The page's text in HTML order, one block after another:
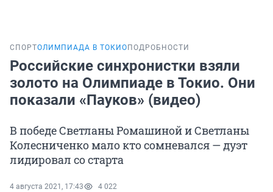
СПОРТОЛИМПИАДА В ТОКИО ПОДРОБНОСТИ
Российские синхронистки взяли
золото на Олимпиаде в Токио. Они
показали «Пауков» (видео)
В победе Светланы Ромашиной и Светланы
Колесниченко мало кто сомневался — дуэт
лидировал со старта
4 августа 2021, 17:43 4 022